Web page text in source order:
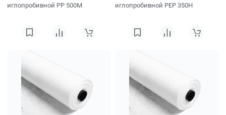
иглопробивной PP 500M
иглопробивной PEP 350H